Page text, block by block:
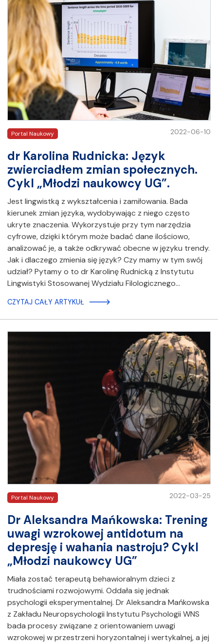
Portal Naukowy 2022-06-10
dr Karolina Rudnicka: Język
zwierciadłem zmian społecznych.
Cykl „Młodzi naukowcy UG”.
Jest lingwistką z wykształcenia i zamiłowania. Bada
kierunek zmian języka, wydobywając z niego często
ukryte znaczenia. Wykorzystuje przy tym narzędzia
cyfrowe, dzięki którym może badać dane ilościowo,
analizować je, a także odkrywać obecne w języku trendy.
Jak i dlaczego zmienia się język? Czy mamy w tym swój
udział? Pytamy o to dr Karolinę Rudnicką z Instytutu
Lingwistyki Stosowanej Wydziału Filologicznego…
CZYTAJ CAŁY ARTYKUŁ
Portal Naukowy 2022-03-25
Dr Aleksandra Mańkowska: Trening
uwagi wzrokowej antidotum na
depresję i wahania nastroju? Cykl
„Młodzi naukowcy UG”
Miała zostać terapeutą behawioralnym dzieci z
trudnościami rozwojowymi. Oddała się jednak
psychologii eksperymentalnej. Dr Aleksandra Mańkowska
z Zakładu Neuropsychologii Instytutu Psychologii WNS
bada procesy związane z orientowaniem uwagi
wzrokowej w przestrzeni horyzontalnej i wertykalnej, a jej